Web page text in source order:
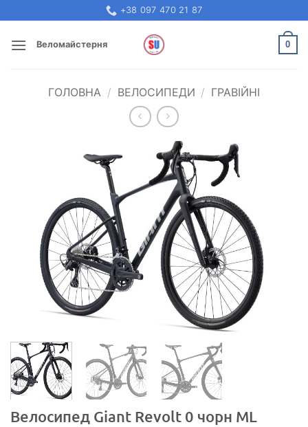
to
content
+38 097 470 21 87
Веломайстерня 0
ГОЛОВНА / ВЕЛОСИПЕДИ / ГРАВІЙНІ
Велосипед Giant Revolt 0 чорн ML